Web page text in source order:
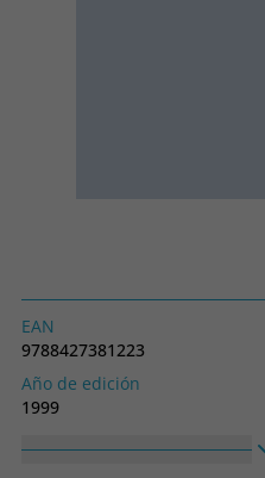
EAN
9788427381223
Año de edición
1999